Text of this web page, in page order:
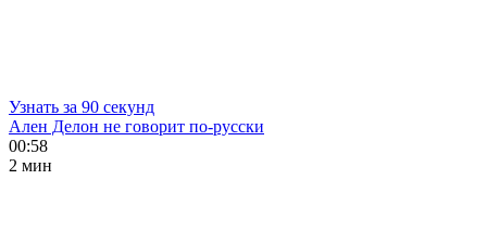
Узнать за 90 секунд
Ален Делон не говорит по-русски
00:58
2 мин